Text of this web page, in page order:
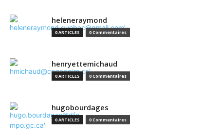
heleneraymond
0 ARTICLES 0 Commentaires
henryettemichaud
0 ARTICLES 0 Commentaires
hugobourdages
0 ARTICLES 0 Commentaires